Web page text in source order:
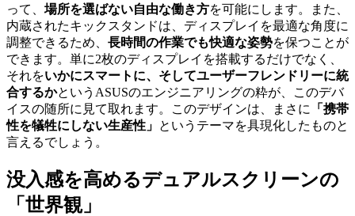
って、 場所を選ばない自由な働き方を可能にします。また、
内蔵されたキックスタンドは、ディスプレイを最適な角度に
調整できるため、 長時間の作業でも快適な姿勢を保つことが
できます。単に2枚のディスプレイを搭載するだけでなく、
それをいかにスマートに、そしてユーザーフレンドリーに統
合するかというASUSのエンジニアリングの粋が、このデバ
イスの随所に見て取れます。このデザインは、まさに
「携帯
性を犠牲にしない生産性」 というテーマを具現化したものと
言えるでしょう。
没入感を高めるデュアルスクリーンの
「世界観」